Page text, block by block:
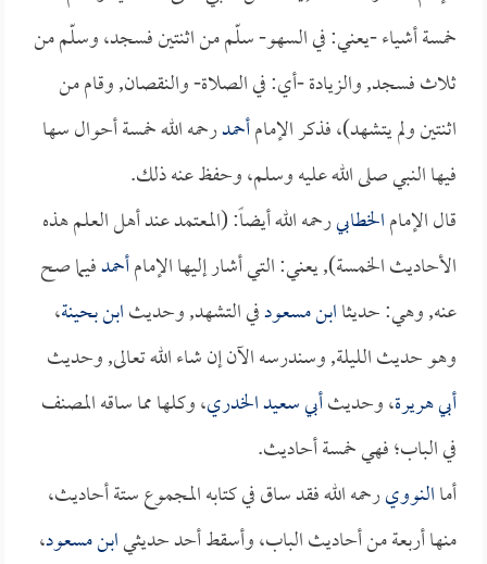
خمسة أشياء -يعني: في السهو- سلّم من اثنتين فسجد، وسلّم من
ثلاث فسجد, والزيادة -أي: في الصلاة- والنقصان, وقام من
اثنتين ولم يتشهد)، فذكر الإمامأحمدرحمه الله خمسة أحوال سها
فيها النبي صلى الله عليه وسلم، وحفظ عنه ذلك.
قال الإمامالخطابيرحمه الله أيضاً: (المعتمد عند أهل العلم هذه
الأحاديث الخمسة), يعني: التي أشار إليها الإمامأحمدفيما صح
عنه, وهي: حديثاابن مسعودفي التشهد, وحديثابن بحينة،
وهو حديث الليلة, وسندرسه الآن إن شاء الله تعالى, وحديث
أبي هريرة، وحديثأبي سعيد الخدري، وكلها مما ساقه المصنف
في الباب؛ فهي خمسة أحاديث.
أماالنوويرحمه الله فقد ساق في كتابه المجموع ستة أحاديث،
منها أربعة من أحاديث الباب، وأسقط أحد حديثيابن مسعود،